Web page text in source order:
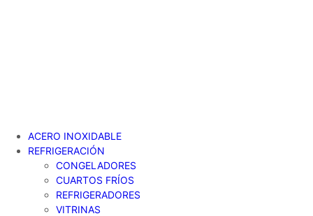
ACERO INOXIDABLE
REFRIGERACIÓN
CONGELADORES
CUARTOS FRÍOS
REFRIGERADORES
VITRINAS